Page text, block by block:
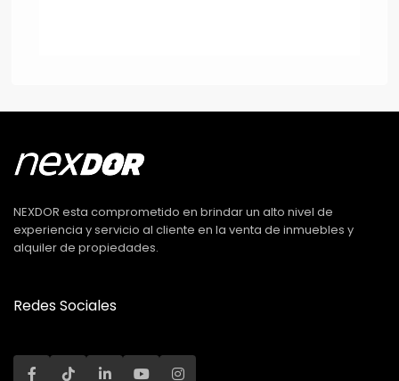
NEXDOR esta comprometido en brindar un alto nivel de
experiencia y servicio al cliente en la venta de inmuebles y
alquiler de propiedades.
Redes Sociales